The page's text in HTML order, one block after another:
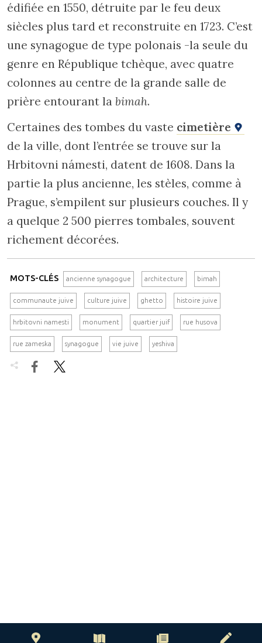
édifiée en 1550, détruite par le feu deux
siècles plus tard et reconstruite en 1723. C’est
une synagogue de type polonais -la seule du
genre en République tchèque, avec quatre
colonnes au centre de la grande salle de
prière entourant la bimah.
Certaines des tombes du vaste cimetière
de la ville, dont l’entrée se trouve sur la
Hrbitovni námesti, datent de 1608. Dans la
partie la plus ancienne, les stèles, comme à
Prague, s’empilent sur plusieurs couches. Il y
a quelque 2 500 pierres tombales, souvent
richement décorées.
MOTS-CLÉS ancienne synagogue architecture bimah
communaute juive culture juive ghetto histoire juive
hrbitovni namesti monument quartier juif rue husova
rue zameska synagogue vie juive yeshiva
 